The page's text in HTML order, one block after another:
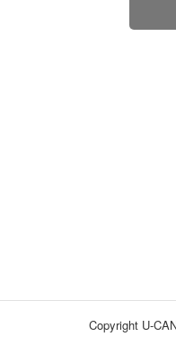
Copyright U-